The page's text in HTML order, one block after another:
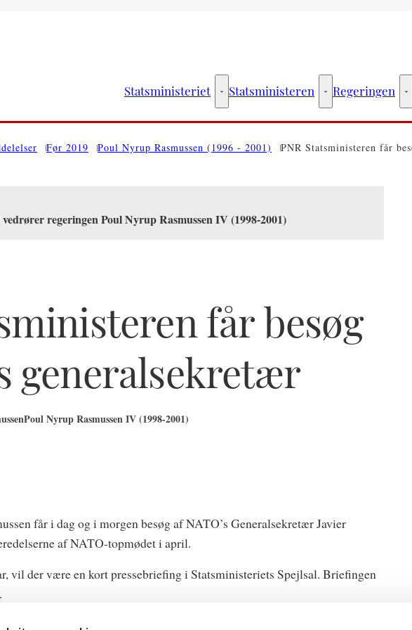
Statsministeriet Statsministeriet - Flere links
Statsministeren Statsministeren -
Regeringen
Før 2019 Poul Nyrup Rasmussen (1996 - 2001) PNR Statsministeren får
regeringen Poul Nyrup Rasmussen IV (1998-2001)
får besøg
generalsekretær
Poul Nyrup Rasmussen IV (1998-2001)
får i dag og i morgen besøg af NATO’s Generalsekretær Javier
af NATO-topmødet i april.
vil der være en kort pressebriefing i Statsministeriets Spejlsal. Briefingen